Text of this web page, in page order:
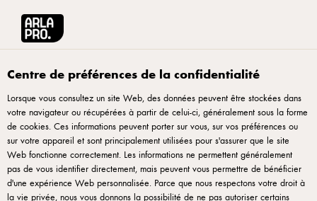
Recettes
Centre de préférences de la confidentialité
Lorsque vous consultez un site Web, des données peuvent être stockées dans
votre navigateur ou récupérées à partir de celui-ci, généralement sous la forme
de cookies. Ces informations peuvent porter sur vous, sur vos préférences ou
sur votre appareil et sont principalement utilisées pour s'assurer que le site
Web fonctionne correctement. Les informations ne permettent généralement
pas de vous identifier directement, mais peuvent vous permettre de bénéficier
d'une expérience Web personnalisée. Parce que nous respectons votre droit à
la vie privée, nous vous donnons la possibilité de ne pas autoriser certains